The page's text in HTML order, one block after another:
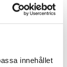
innehållet
en